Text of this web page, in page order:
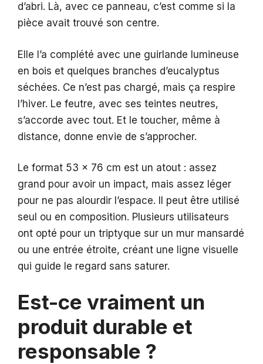
d’abri. Là, avec ce panneau, c’est comme si la
pièce avait trouvé son centre.
Elle l’a complété avec une guirlande lumineuse
en bois et quelques branches d’eucalyptus
séchées. Ce n’est pas chargé, mais ça respire
l’hiver. Le feutre, avec ses teintes neutres,
s’accorde avec tout. Et le toucher, même à
distance, donne envie de s’approcher.
Le format 53 x 76 cm est un atout : assez
grand pour avoir un impact, mais assez léger
pour ne pas alourdir l’espace. Il peut être utilisé
seul ou en composition. Plusieurs utilisateurs
ont opté pour un triptyque sur un mur mansardé
ou une entrée étroite, créant une ligne visuelle
qui guide le regard sans saturer.
Est-ce vraiment un
produit durable et
responsable ?